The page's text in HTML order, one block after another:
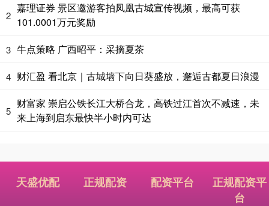
2
嘉理证券 景区邀游客拍凤凰古城宣传视频，最高可获
101.0001万元奖励
3 牛点策略 广西昭平：采摘夏茶
4 财汇盈 看北京｜古城墙下向日葵盛放，邂逅古都夏日浪漫
5
财富家 崇启公铁长江大桥合龙，高铁过江首次不减速，未
来上海到启东最快半小时内可达
天盛优配 正规配资 配资平台
正规配资平
台